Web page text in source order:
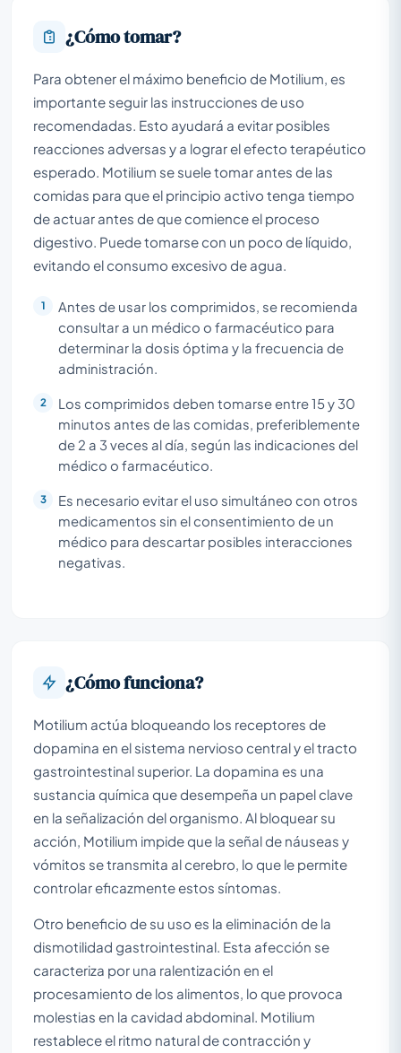
¿Cómo tomar?
Para obtener el máximo beneficio de Motilium, es
importante seguir las instrucciones de uso
recomendadas. Esto ayudará a evitar posibles
reacciones adversas y a lograr el efecto terapéutico
esperado. Motilium se suele tomar antes de las
comidas para que el principio activo tenga tiempo
de actuar antes de que comience el proceso
digestivo. Puede tomarse con un poco de líquido,
evitando el consumo excesivo de agua.
Antes de usar los comprimidos, se recomienda
consultar a un médico o farmacéutico para
determinar la dosis óptima y la frecuencia de
administración.
Los comprimidos deben tomarse entre 15 y 30
minutos antes de las comidas, preferiblemente
de 2 a 3 veces al día, según las indicaciones del
médico o farmacéutico.
Es necesario evitar el uso simultáneo con otros
medicamentos sin el consentimiento de un
médico para descartar posibles interacciones
negativas.
¿Cómo funciona?
Motilium actúa bloqueando los receptores de
dopamina en el sistema nervioso central y el tracto
gastrointestinal superior. La dopamina es una
sustancia química que desempeña un papel clave
en la señalización del organismo. Al bloquear su
acción, Motilium impide que la señal de náuseas y
vómitos se transmita al cerebro, lo que le permite
controlar eficazmente estos síntomas.
Otro beneficio de su uso es la eliminación de la
dismotilidad gastrointestinal. Esta afección se
caracteriza por una ralentización en el
procesamiento de los alimentos, lo que provoca
molestias en la cavidad abdominal. Motilium
restablece el ritmo natural de contracción y